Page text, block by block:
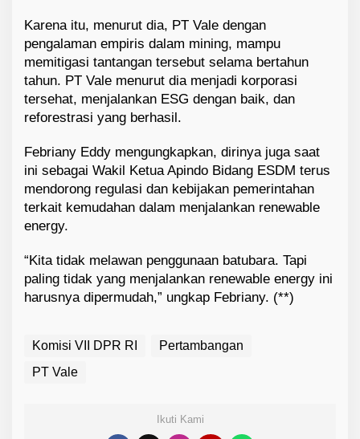
Karena itu, menurut dia, PT Vale dengan
pengalaman empiris dalam mining, mampu
memitigasi tantangan tersebut selama bertahun
tahun. PT Vale menurut dia menjadi korporasi
tersehat, menjalankan ESG dengan baik, dan
reforestrasi yang berhasil.
Febriany Eddy mengungkapkan, dirinya juga saat
ini sebagai Wakil Ketua Apindo Bidang ESDM terus
mendorong regulasi dan kebijakan pemerintahan
terkait kemudahan dalam menjalankan renewable
energy.
“Kita tidak melawan penggunaan batubara. Tapi
paling tidak yang menjalankan renewable energy ini
harusnya dipermudah,” ungkap Febriany. (**)
Komisi VII DPR RI
Pertambangan
PT Vale
Ikuti Kami